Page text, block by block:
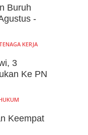
Buruh
-
KERJA
3
Ke PN
Keempat